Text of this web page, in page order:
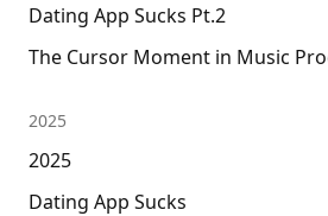
Dating App Sucks Pt.2
The Cursor Moment in Music
2025
2025
Dating App Sucks